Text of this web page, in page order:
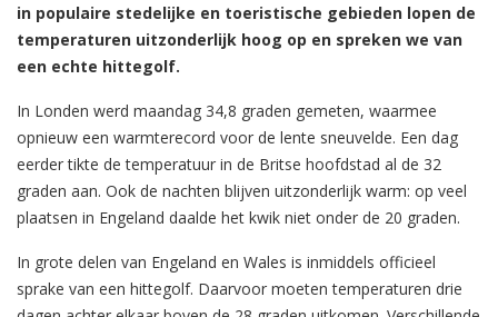
in populaire stedelijke en toeristische gebieden lopen de
temperaturen uitzonderlijk hoog op en spreken we van
een echte hittegolf.
In Londen werd maandag 34,8 graden gemeten, waarmee
opnieuw een warmterecord voor de lente sneuvelde. Een dag
eerder tikte de temperatuur in de Britse hoofdstad al de 32
graden aan. Ook de nachten blijven uitzonderlijk warm: op veel
plaatsen in Engeland daalde het kwik niet onder de 20 graden.
In grote delen van Engeland en Wales is inmiddels officieel
sprake van een hittegolf. Daarvoor moeten temperaturen drie